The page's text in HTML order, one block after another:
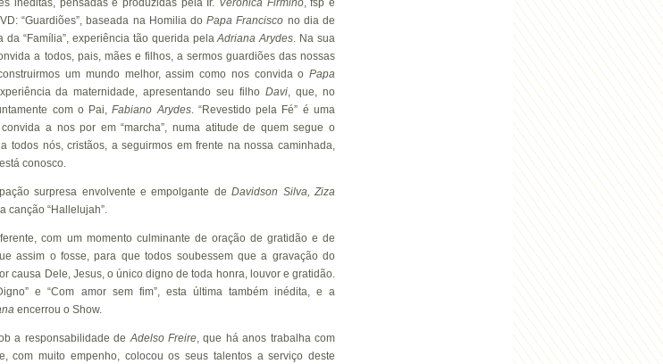
inéditas, pensadas e produzidas pela Ir. Verônica Firmino, fsp e
“Guardiões”, baseada na Homilia doPapa Francisco no dia de
da “Família”, experiência tão querida pelaAdriana Arydes. Na sua
a todos, pais, mães e filhos, a sermos guardiões das nossas
um mundo melhor, assim como nos convida o Papa
da maternidade, apresentando seu filhoDavi, que, no
com o Pai,Fabiano Arydes. “Revestido pela Fé” é uma
a nos por em “marcha”, numa atitude de quem segue o
todos nós, cristãos, a seguirmos em frente na nossa caminhada,
conosco.
surpresa envolvente e empolgante deDavidson Silva, Ziza
canção “Hallelujah”.
com um momento culminante de oração de gratidão e de
assim o fosse, para que todos soubessem que a gravação do
causa Dele, Jesus, o único digno de toda honra, louvor e gratidão.
e “Com amor sem fim”, esta última também inédita, e a
encerrou o Show.
a responsabilidade deAdelso Freire, que há anos trabalha com
com muito empenho, colocou os seus talentos a serviço deste